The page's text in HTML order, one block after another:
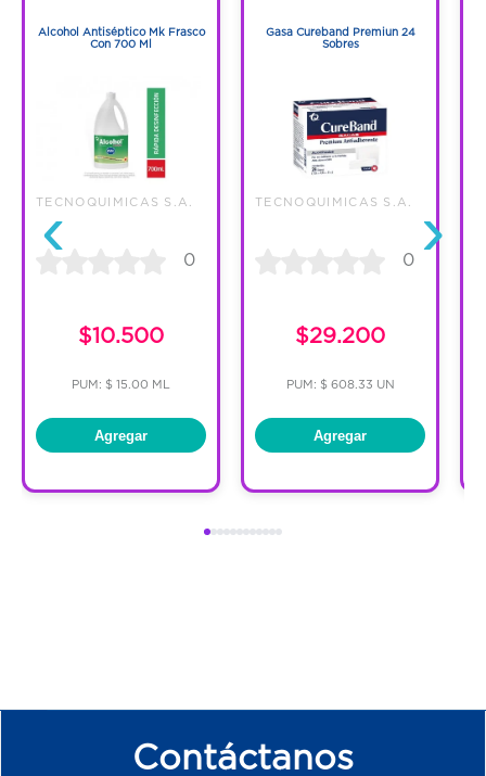
‹
Alcohol Antiséptico Mk Frasco
Con 700 Ml
TECNOQUIMICAS S.A.
0
$10.500
PUM: $ 15.00 ML
Agregar
Gasa Cureband Premiun 24
Sobres
TECNOQUIMICAS S.A.
0
$29.200
PUM: $ 608.33 UN
Agregar
›
Contáctanos